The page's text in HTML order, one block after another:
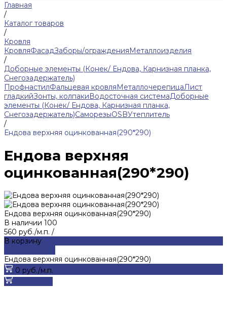
Главная
/
Каталог товаров
/
Кровля
КровляФасадЗаборы/огражденияМеталлоизделия
/
Доборные элементы (Конек/ Ендова, Карнизная планка,
Снегозадержатель)
ПрофнастилФальцевая кровляМеталлочерепицаЛист
гладкийЗонты, колпакиВодосточная системаДоборные
элементы (Конек/ Ендова, Карнизная планка,
Снегозадержатель)СаморезыОSBУтеплитель
/
Ендова верхняя оцинкованная(290*290)
Ендова верхняя
оцинкованная(290*290)
Ендова верхняя оцинкованная(290*290)
В наличии 100
560 руб./м.п. /
В корзину
Ендова верхняя оцинкованная(290*290)
0 руб./м.п.